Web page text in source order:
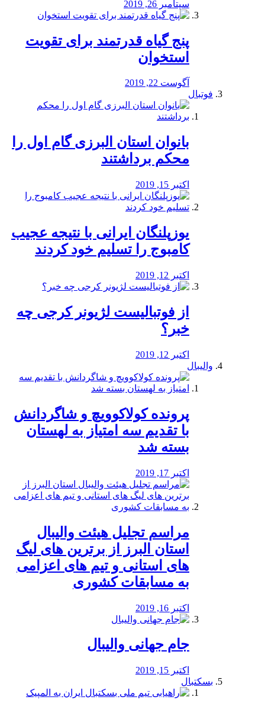
سپتامبر 26, 2019
پنج گیاه قدرتمند برای تقویت
استخوان
آگوست 22, 2019
فوتبال
بانوان استان البرزی گام اول را
محكم برداشتند
اکتبر 15, 2019
یوزپلنگان ایرانی با نتیجه عجیب
کامبوج را تسلیم خود کردند
اکتبر 12, 2019
از فوتبالیست لژیونر کرجی چه
خبر؟
اکتبر 12, 2019
والیبال
پرونده کولاکوویچ و شاگردانش
با تقدیم سه امتیاز به لهستان
بسته شد
اکتبر 17, 2019
مراسم تجلیل هیئت والیبال
استان البرز از برترین های لیگ
های استانی و تیم های اعزامی
به مسابقات کشوری
اکتبر 16, 2019
جام جهانی والیبال
اکتبر 15, 2019
بسکتبال